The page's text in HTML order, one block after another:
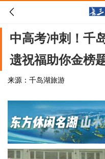

中高考冲刺！千
遗祝福助你金榜
来源：千岛湖旅游